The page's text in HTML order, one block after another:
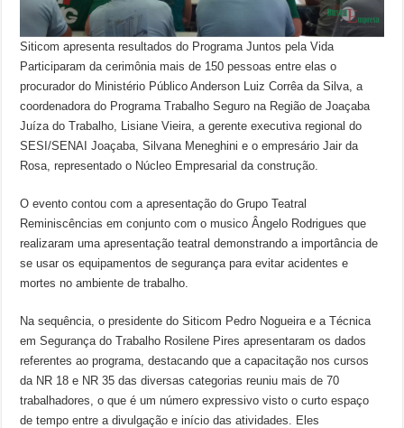
Siticom apresenta resultados do Programa Juntos pela Vida
Participaram da cerimônia mais de 150 pessoas entre elas o
procurador do Ministério Público Anderson Luiz Corrêa da Silva, a
coordenadora do Programa Trabalho Seguro na Região de Joaçaba
Juíza do Trabalho, Lisiane Vieira, a gerente executiva regional do
SESI/SENAI Joaçaba, Silvana Meneghini e o empresário Jair da
Rosa, representado o Núcleo Empresarial da construção.
O evento contou com a apresentação do Grupo Teatral
Reminiscências em conjunto com o musico Ângelo Rodrigues que
realizaram uma apresentação teatral demonstrando a importância de
se usar os equipamentos de segurança para evitar acidentes e
mortes no ambiente de trabalho.
Na sequência, o presidente do Siticom Pedro Nogueira e a Técnica
em Segurança do Trabalho Rosilene Pires apresentaram os dados
referentes ao programa, destacando que a capacitação nos cursos
da NR 18 e NR 35 das diversas categorias reuniu mais de 70
trabalhadores, o que é um número expressivo visto o curto espaço
de tempo entre a divulgação e início das atividades. Eles